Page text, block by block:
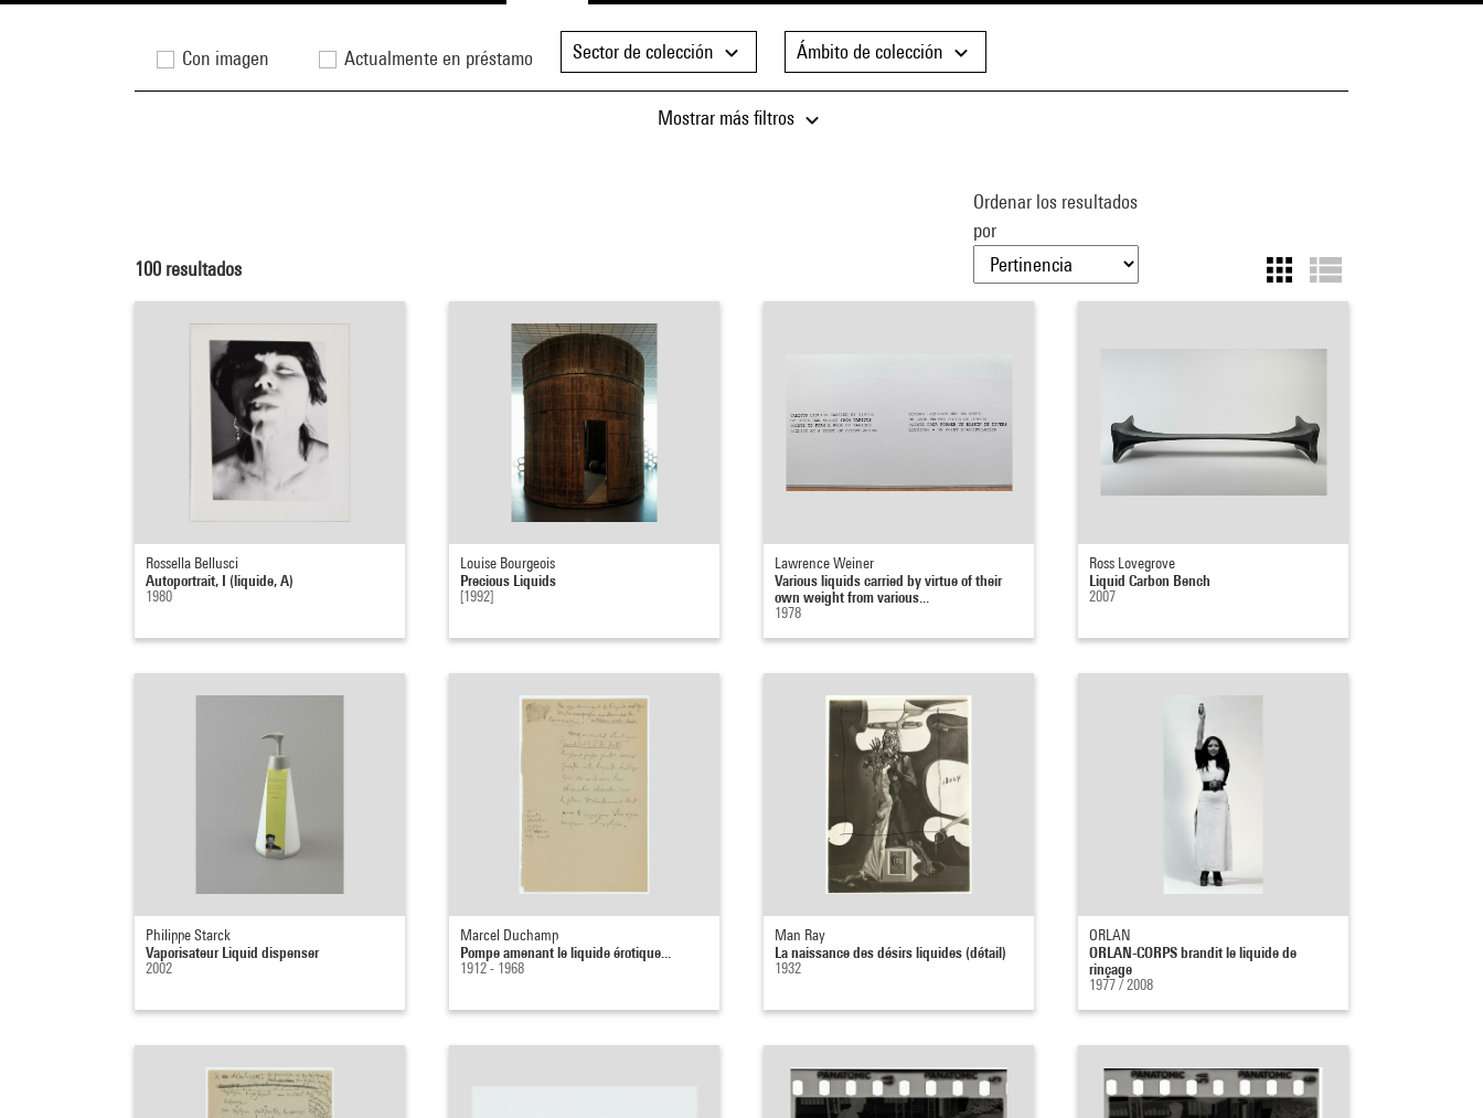
Con imagen Actualmente en préstamo Sector de colección Ámbito de colección
Mostrar más filtros
100 resultados
Ordenar los resultados
por
Rossella Bellusci
Autoportrait, I (liquide, A)
1980
Louise Bourgeois
Precious Liquids
[1992]
Lawrence Weiner
Various liquids carried by virtue of their
own weight from various...
1978
Ross Lovegrove
Liquid Carbon Bench
2007
Philippe Starck
Vaporisateur Liquid dispenser
2002
Marcel Duchamp
Pompe amenant le liquide érotique...
1912 - 1968
Man Ray
La naissance des désirs liquides (détail)
1932
ORLAN
ORLAN-CORPS brandit le liquide de
rinçage
1977 / 2008